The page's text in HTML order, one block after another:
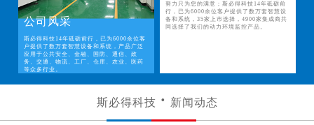
公司风采
斯必得科技14年砥砺前行，已为6000余位客
户提供了数万套智慧设备和系统，产品广泛
应用于公共安全、金融、国防、通信、政
务、交通、物流、工厂、仓库、农业、医药
等众多行业。
努力只为您的满意；斯必得科技14年砥砺前
行，已为6000余位客户提供了数万套智慧设
备和系统，35家上市选择，4900家集成商共
同选择了我们的动力环境监控产品。
斯必得科技 新闻动态